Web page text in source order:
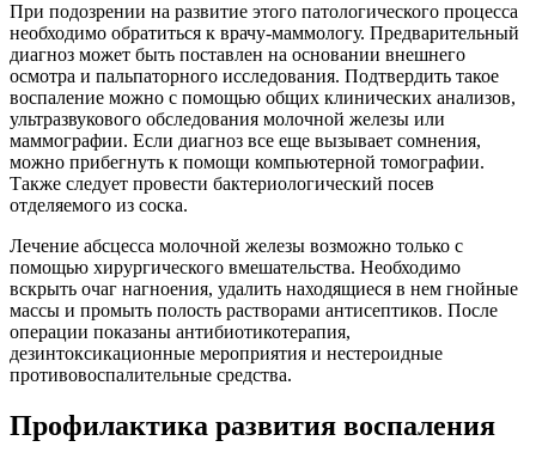
При подозрении на развитие этого патологического процесса
необходимо обратиться к врачу-маммологу. Предварительный
диагноз может быть поставлен на основании внешнего
осмотра и пальпаторного исследования. Подтвердить такое
воспаление можно с помощью общих клинических анализов,
ультразвукового обследования молочной железы или
маммографии. Если диагноз все еще вызывает сомнения,
можно прибегнуть к помощи компьютерной томографии.
Также следует провести бактериологический посев
отделяемого из соска.
Лечение абсцесса молочной железы возможно только с
помощью хирургического вмешательства. Необходимо
вскрыть очаг нагноения, удалить находящиеся в нем гнойные
массы и промыть полость растворами антисептиков. После
операции показаны антибиотикотерапия,
дезинтоксикационные мероприятия и нестероидные
противовоспалительные средства.
Профилактика развития воспаления